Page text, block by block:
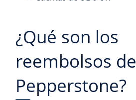
¿Qué son los
reembolsos de
Pepperstone?